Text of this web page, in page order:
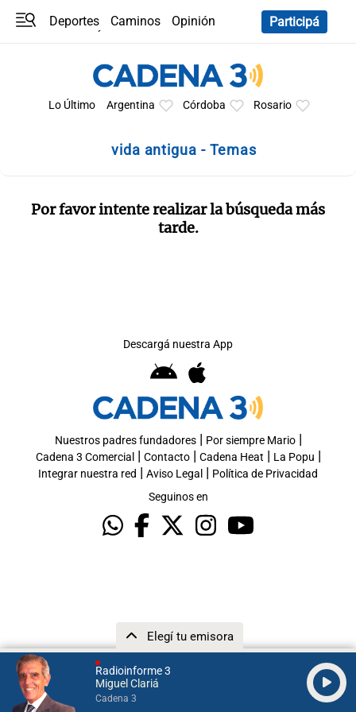
Radioinforme 3
Miguel Clariá
Cadena 3
Elegí tu emisora
Deportes Caminos
Opinión
Participá
Lo Último Argentina Córdoba Rosario
vida antigua - Temas
Por favor intente realizar la búsqueda más
tarde.
Descargá nuestra App
Nuestros padres fundadores| Por siempre Mario|
Cadena 3 Comercial | Contacto| Cadena Heat | La Popu |
Integrar nuestra red | Aviso Legal | Política de Privacidad
Seguinos en